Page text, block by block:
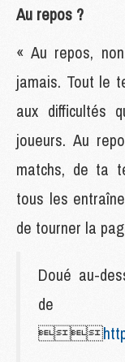
Au repos ?
« Au repos,
jamais. Tout le
aux difficultés
joueurs. Au
matchs, de ta
tous les
de tourner la
Doué au-
de
